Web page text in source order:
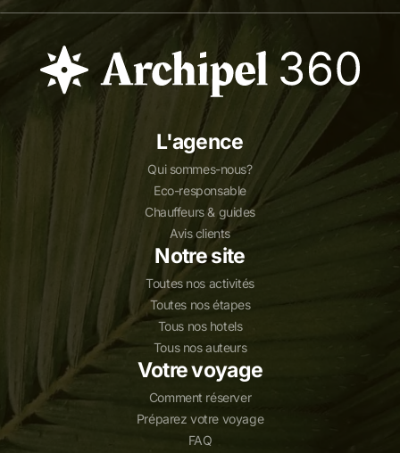
L'agence
Qui sommes-nous?
Eco-responsable
Chauffeurs & guides
Avis clients
Notre site
Toutes nos activités
Toutes nos étapes
Tous nos hotels
Tous nos auteurs
Votre voyage
Comment réserver
Préparez votre voyage
FAQ